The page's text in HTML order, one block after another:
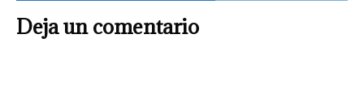
Deja un comentario